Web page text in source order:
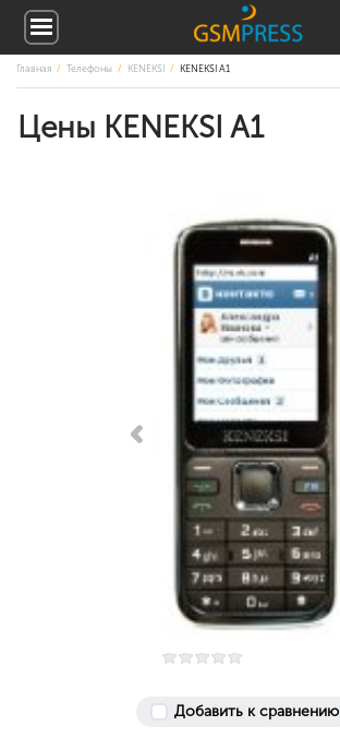
Главная Телефоны KENEKSI KENEKSI A1
Цены KENEKSI A1
Добавить к сравнению